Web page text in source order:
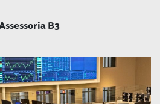
B3